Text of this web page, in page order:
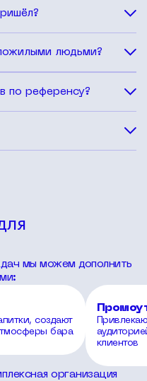
включая срочные
людьми?
и людей старшего
по референсу?
мы можем дополнить
создают
бара
клиентов
организация